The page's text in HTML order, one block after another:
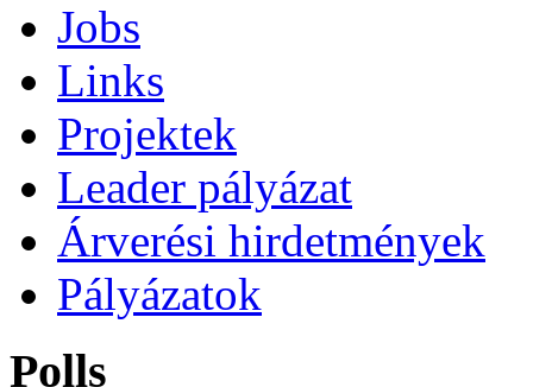
Jobs
Links
Projektek
Leader pályázat
Árverési hirdetmények
Pályázatok
Polls